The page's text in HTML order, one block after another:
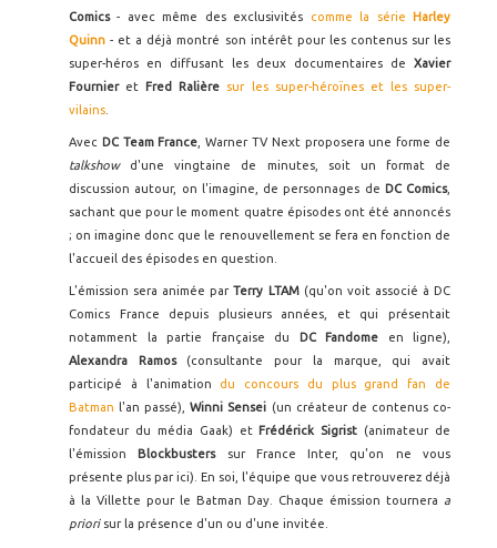
Comics- avec même des exclusivités comme la série
Harley
Quinn - et a déjà montré son intérêt pour les contenus sur les
super-héros en diffusant les deux documentaires de Xavier
Fournier et Fred Ralière sur les super-héroïnes
et les super-
vilains
Avec DC Team France , Warner TV Next proposera une forme de
talkshowd'une vingtaine de minutes, soit un format de
discussion autour, on l'imagine, de personnages de DC Comics,
sachant que pour le moment quatre épisodes ont été annoncés
; on imagine donc que le renouvellement se fera en fonction de
l'accueil des épisodes en question.
L'émission sera animée parTerry LTAM (qu'on voit associé à DC
Comics France depuis plusieurs années, et qui présentait
notamment la partie française du
DC Fandome
en ligne),
Alexandra Ramos (consultante pour la marque, qui avait
participé à l'animation du concours du plus grand fan de
Batman l'an passé),Winni Sensei (un créateur de contenus co-
fondateur du média Gaak) et Frédérick Sigrist (animateur de
l'émission
Blockbusters
sur France Inter, qu'on ne vous
présente plus par ici). En soi, l'équipe que vous retrouverez déjà
à la Villette pour le Batman Day. Chaque émission tournera a
priori sur la présence d'un ou d'une invitée.